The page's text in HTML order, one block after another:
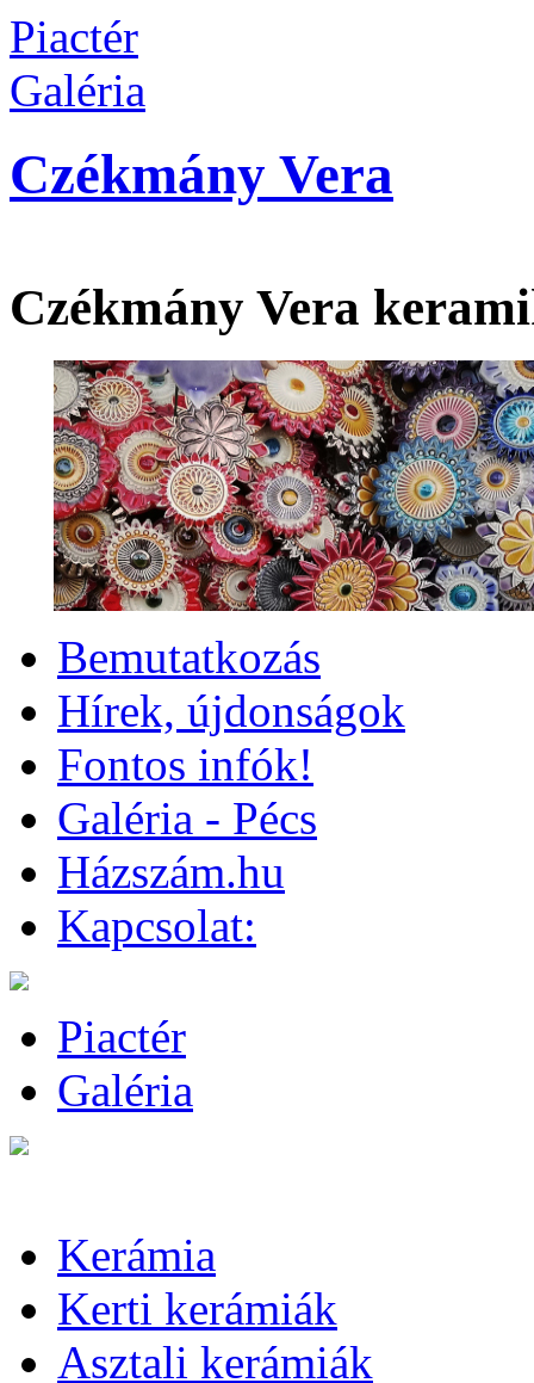
Piactér
Galéria
Czékmány Vera
Czékmány Vera
Bemutatkozás
Hírek, újdonságok
Fontos infók!
Galéria - Pécs
Házszám.hu
Kapcsolat:
Piactér
Galéria
Kerámia
Kerti kerámiák
Asztali kerámiák